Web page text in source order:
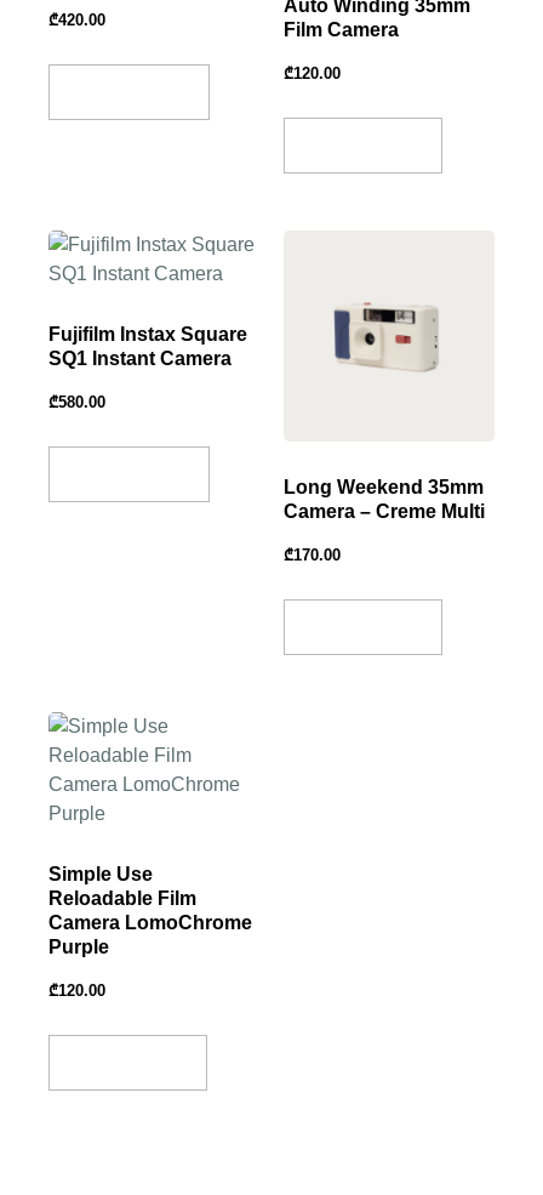
₾420.00
Auto Winding 35mm
Film Camera
₾120.00
Fujifilm Instax Square
SQ1 Instant Camera
₾580.00
Long Weekend 35mm
Camera – Creme Multi
₾170.00
Simple Use
Reloadable Film
Camera LomoChrome
Purple
₾120.00